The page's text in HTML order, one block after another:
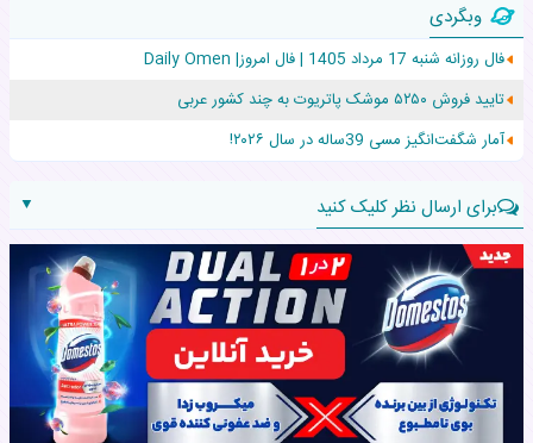
افزایش قد این دختر، چند میلیون دلار برای پدرش خرج داشته
حرکت غیرقانونی یک پرستار، جان دوقلوها را نجات داد!
عجیب‌ترین تولد در ۵/۵/۵ امسال که همه را شوکه کرد!
وبگردی
فال روزانه شنبه 17 مرداد 1405 | فال امروز| Daily Omen
تایید فروش ۵۲۵۰ موشک پاتریوت به چند کشور عربی
آمار شگفت‌انگیز مسی 39ساله در سال ۲۰۲۶!
برای ارسال نظر کلیک کنید
▼
نام: